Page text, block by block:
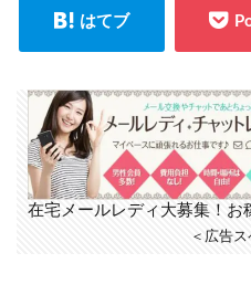
在宅メールレディ大募集！お
＜広告